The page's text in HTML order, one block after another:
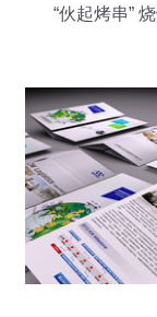
“伙起烤串”